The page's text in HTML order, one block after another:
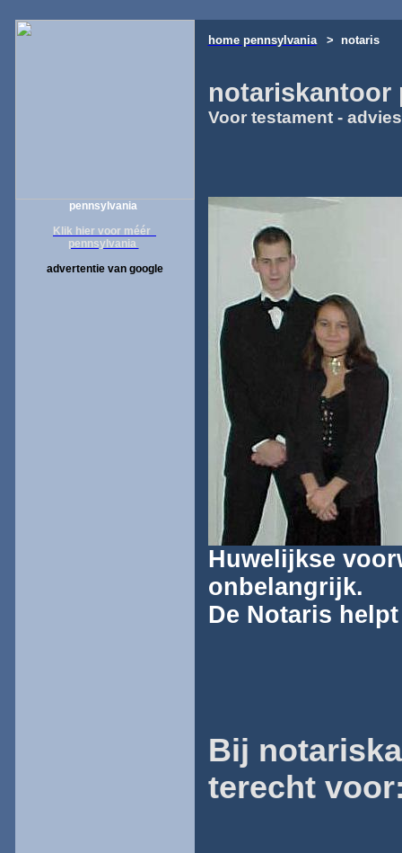
pennsylvania
Klik hier voor méér
pennsylvania
advertentie van google
home pennsylvania > notaris
notariskantoor
Voor testament -
Huwelijkse
onbelangrijk.
De Notaris
Bij
terecht